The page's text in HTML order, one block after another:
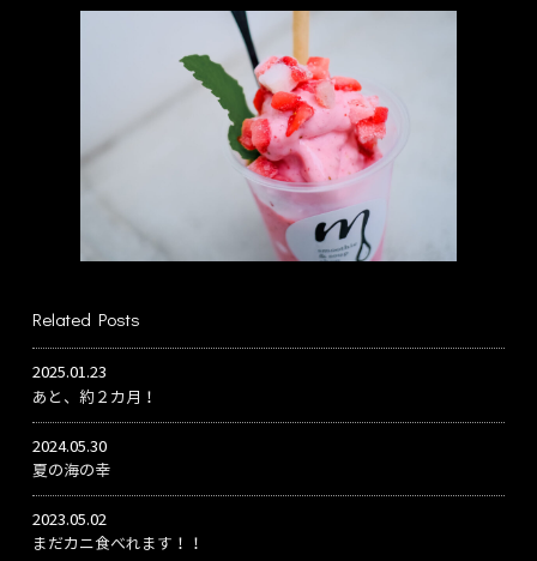
Related Posts
2025.01.23
あと、約２カ月！
2024.05.30
夏の海の幸
2023.05.02
まだカニ食べれます！！